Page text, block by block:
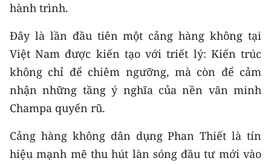
THỜI NAY
NHÂN DÂN CUỐI TUẦN
NHÂN DÂN HẰNG THÁNG
MUA BÁO
ĐỌC BÁO IN
hành trình.
Đây là lần đầu tiên một cảng hàng không tại
Việt Nam được kiến tạo với triết lý: Kiến trúc
không chỉ để chiêm ngưỡng, mà còn để cảm
nhận những tầng ý nghĩa của nền văn minh
Champa quyến rũ.
Cảng hàng không dân dụng Phan Thiết là tín
hiệu mạnh mẽ thu hút làn sóng đầu tư mới vào